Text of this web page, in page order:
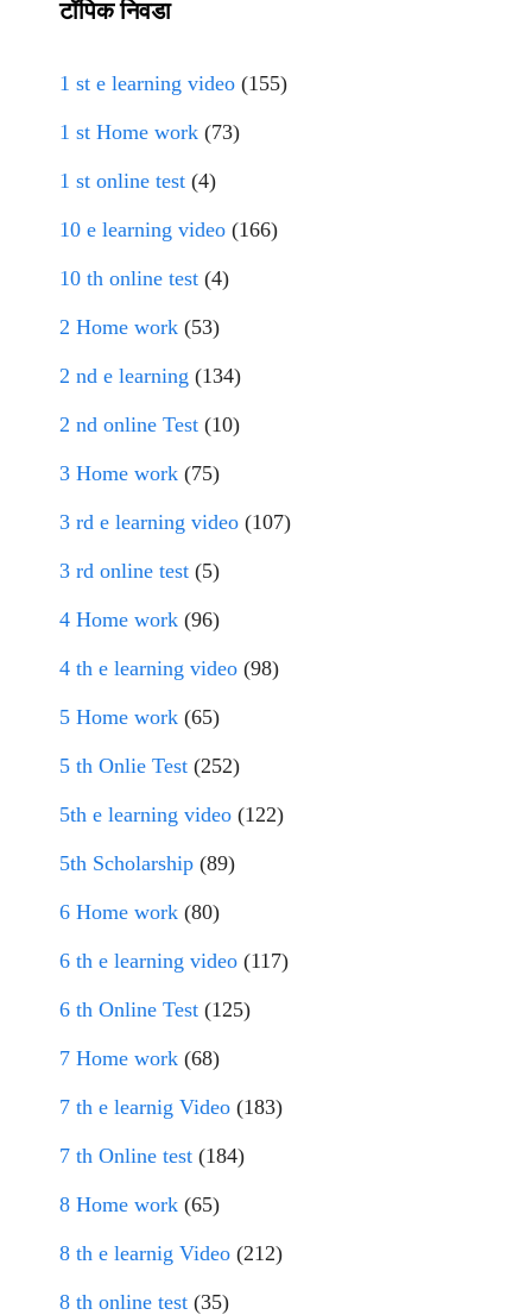
टॉपिक निवडा
1 st e learning video (155)
1 st Home work (73)
1 st online test (4)
10 e learning video (166)
10 th online test (4)
2 Home work (53)
2 nd e learning (134)
2 nd online Test (10)
3 Home work (75)
3 rd e learning video (107)
3 rd online test (5)
4 Home work (96)
4 th e learning video (98)
5 Home work (65)
5 th Onlie Test (252)
5th e learning video (122)
5th Scholarship (89)
6 Home work (80)
6 th e learning video (117)
6 th Online Test (125)
7 Home work (68)
7 th e learnig Video (183)
7 th Online test (184)
8 Home work (65)
8 th e learnig Video (212)
8 th online test (35)